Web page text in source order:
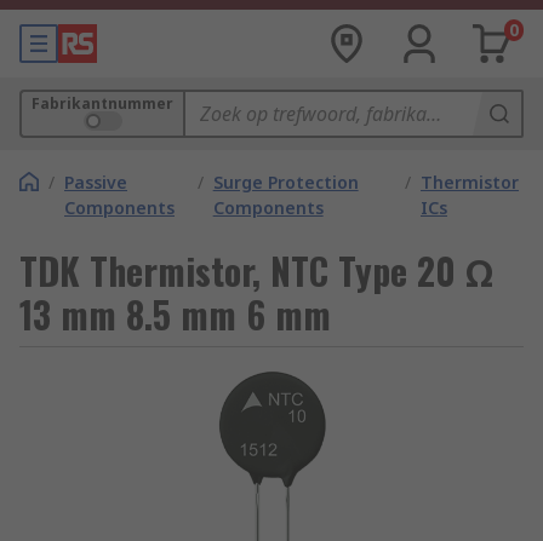
0
Fabrikantnummer
/ Passive
Components
/ Surge Protection
Components
/ Thermistor
ICs
TDK Thermistor, NTC Type 20 Ω
13 mm 8.5 mm 6 mm